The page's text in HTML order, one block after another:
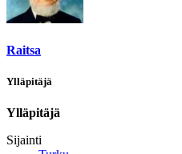
Raitsa
Ylläpitäjä
Ylläpitäjä
Sijainti